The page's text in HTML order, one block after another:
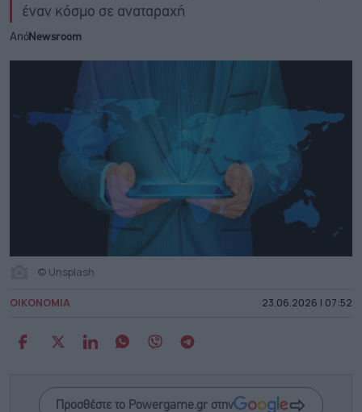
έναν κόσμο σε αναταραχή
ΑπόNewsroom
© Unsplash
ΟΙΚΟΝΟΜΙΑ 23.06.2026 | 07:52
Προσθέστε το Powergame.gr στην